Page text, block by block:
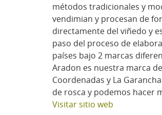
métodos tradicionales y
vendimian y procesan de
directamente del viñedo y
paso del proceso de
países bajo 2 marcas
Aradon es nuestra marca
Coordenadas y La
de rosca y podemos hacer
Visitar sitio web